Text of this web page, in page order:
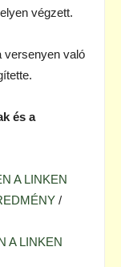
végzett.
versenyen való
és a
A LINKEN
/
A LINKEN